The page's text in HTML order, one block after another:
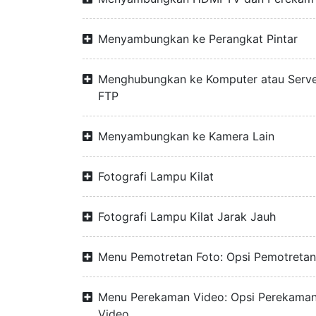
Menyambungkan ke Perangkat Pintar
Menghubungkan ke Komputer atau
FTP
Menyambungkan ke Kamera Lain
Fotografi Lampu Kilat
Fotografi Lampu Kilat Jarak Jauh
Menu Pemotretan Foto: Opsi Pemotretan
Menu Perekaman Video: Opsi